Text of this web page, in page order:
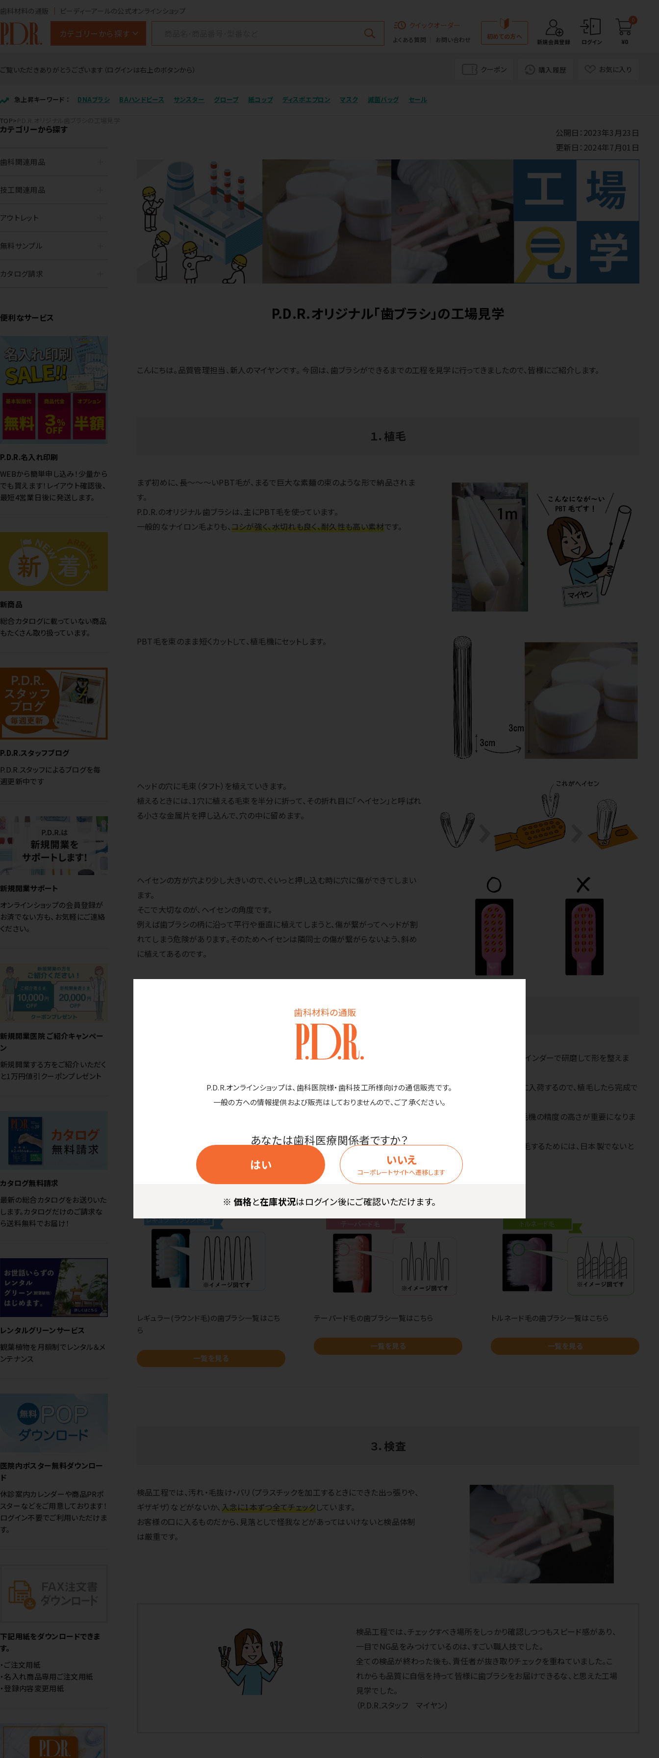
歯科材料の通販
P.D.R.オンラインショップは、歯科医院様・歯科技工所様向けの通信販売です。
一般の方への情報提供および販売はしておりませんので、ご了承ください。
あなたは歯科医療関係者ですか？
はい
いいえ
コーポレートサイトへ遷移します
※ 価格と在庫状況はログイン後にご確認いただけます。
歯科材料の通販 ピーディーアールの公式オンラインショップ
カテゴリーから探す
クイックオーダー
よくある質問 お問い合わせ 初めての方へ
新規会員登録 ログイン
0
¥0
ご覧いただきありがとうございます（ログインは右上のボタンから） クーポン 購入履歴 お気に入り
急上昇キーワード ： DNAブラシ BAハンドピース サンスター グローブ 紙コップ ディスポエプロン マスク 滅菌バッグ セール
TOP
カテゴリーから探す
歯科関連用品
技工関連用品
アウトレット
無料サンプル
カタログ請求
便利なサービス
P.D.R.名入れ印刷
WEBから簡単申し込み！少量から
でも買えます！レイアウト確認後、
最短4営業日後に発送します。
新商品
総合カタログに載っていない商品
もたくさん取り扱っています。
P.D.R.スタッフブログ
P.D.R.スタッフによるブログを毎
週更新中です
新規開業サポート
オンラインショップの会員登録が
お済でない方も、お気軽にご連絡
ください。
新規開業医院 ご紹介キャンペー
ン
新規開業する方をご紹介いただく
と1万円値引クーポンプレゼント
カタログ無料請求
最新の総合カタログをお送りいた
します。カタログだけのご請求な
ら送料無料でお届け！
レンタルグリーンサービス
観葉植物を月額制でレンタル＆メ
ンテナンス
医院内ポスター無料ダウンロー
ド
休診案内カレンダーや商品PRポ
スターなどをご用意しております！
ログイン不要でご利用いただけま
す。
下記用紙をダウンロードできま
す。
・ご注文用紙
・名入れ商品専用ご注文用紙
・登録内容変更用紙
公開日：2023年3月23日
更新日：2024年7月01日
P.D.R.オリジナル「歯ブラシ」の工場見学
こんにちは。品質管理担当、新人のマイヤンです。 今回は、歯ブラシができるまでの工程を見学に行ってきましたので、皆様にご紹介します。
１．植毛
まず初めに、長～～～いPBT毛が、まるで巨大な素麺の束のような形で納品されま
す。
P.D.R.のオリジナル歯ブラシは、主にPBT毛を使っています。
一般的なナイロン毛よりも、コシが強く、水切れも良く、耐久性も高い素材です。
PBT毛を束のまま短くカットして、植毛機にセットします。
ヘッドの穴に毛束（タフト）を植えていきます。
植えるときには、1穴に植える毛束を半分に折って、その折れ目に「ヘイセン」と呼ばれ
る小さな金属片を押し込んで、穴の中に留めます。
ヘイセンの方が穴より少し大きいので、ぐいっと押し込む時に穴に傷ができてしまい
ます。
そこで大切なのが、ヘイセンの角度です。
例えば歯ブラシの柄に沿って平行や垂直に植えてしまうと、傷が繋がってヘッドが割
れてしまう危険があります。そのためヘイセンは隣同士の傷が繋がらないよう、斜め
に植えてあるのです。
２．毛切・毛先加工
ここから先は毛の種類によって工程が違います。レギュラー（ラウンド毛）
は飛び出ている毛を機械でカットして、グラインダーで研磨して形を整えま
やトルネード毛は、はじめから毛先が特殊加工されていて、後は植えるだけ！という状態で工場に入荷するので、植毛したら完成で
楽に感じますが、植えた後にカットして高さを調整することができないということは・・・つまり一発勝負ですので、植毛機の精度の高さが重要になりま
この工場が使っている植毛機はすべて日本製。3倍の速さで生産できる外国製も世の中にありますが、この精度で植毛するためには、日本製でないと
ダメなんだそうです。
レギュラー(ラウンド毛)の歯ブラシ一覧はこち
ら
一覧を見る
テーパード毛の歯ブラシ一覧はこちら
一覧を見る
トルネード毛の歯ブラシ一覧はこちら
一覧を見る
３．検査
検品工程では、汚れ・毛抜け・バリ（プラスチックを加工するときにできた出っ張りや、
ギザギザ）などがないか、入念に1本ずつ全てチェックしています。
お客様の口に入るものだから、見落としで怪我などがあってはいけないと検品体制
は厳重です。
検品工程では、チェックすべき場所をしっかり確認しつつもスピード感があり、
一目でNG品をみつけているのは、すごい職人技でした。
全ての検品が終わった後も、責任者が抜き取りチェックを重ねていました。こ
れからも品質に自信を持って皆様に歯ブラシをお届けできるな、と思えた工場
見学でした。
（P.D.R.スタッフ マイヤン）